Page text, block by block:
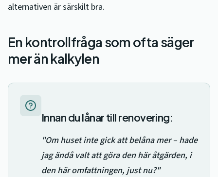
alternativen är särskilt bra.
En kontrollfråga som ofta säger
mer än kalkylen
Innan du lånar till renovering:
"Om huset inte gick att belåna mer – hade
jag ändå valt att göra den här åtgärden, i
den här omfattningen, just nu?"